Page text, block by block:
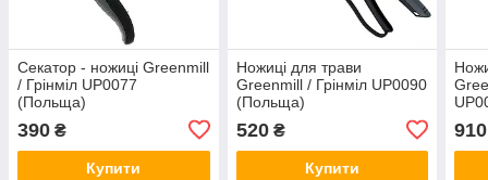
Секатор - ножиці Greenmill
/ Грінміл UP0077
(Польща)
390 ₴
Купити
Ножиці для трави
Greenmill / Грінміл UP0090
(Польща)
520₴
Купити
910